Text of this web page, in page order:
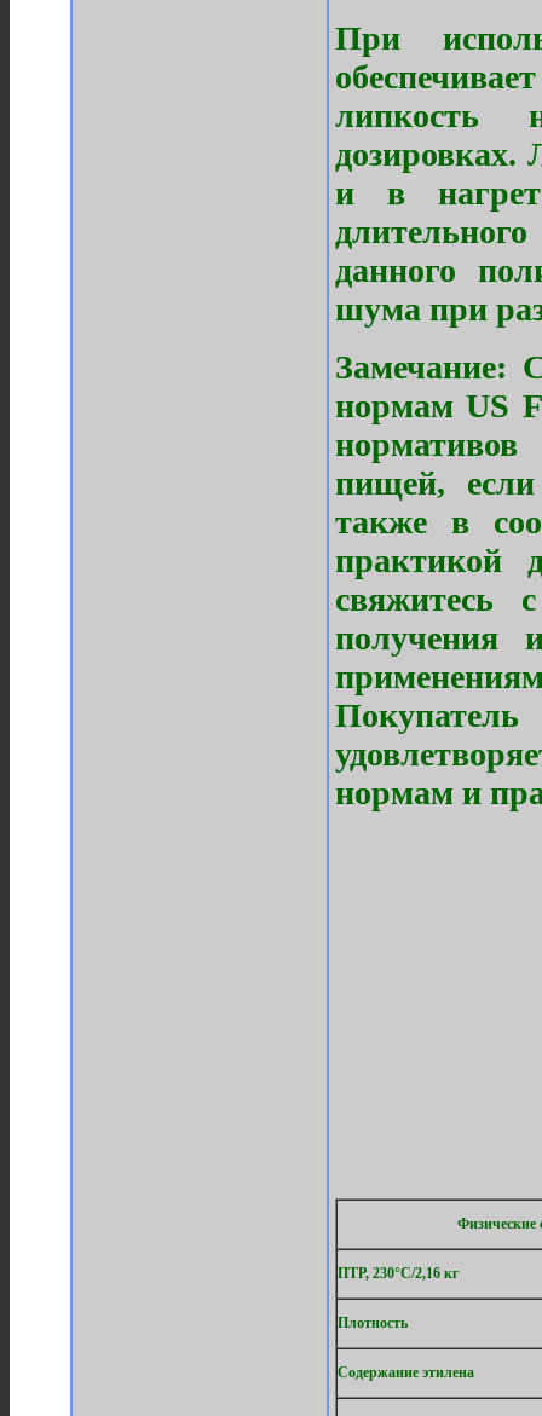
При
липкость
дозировках.
и в
данного
шума при
Замечание:
нормам US
пищей,
также в
практикой
свяжитесь
получения
нормам и
Физические
ПТР, 230°С/2,16 кг
Плотность
Содержание этилена